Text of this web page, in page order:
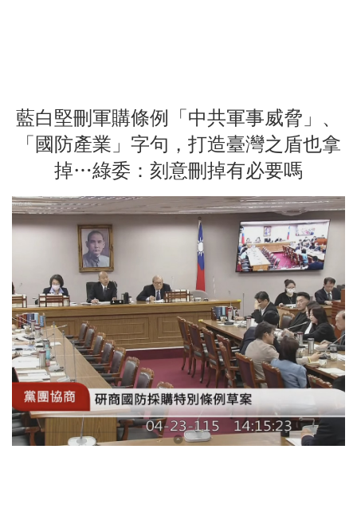
藍白堅刪軍購條例「中共軍事威脅」、
「國防產業」字句，打造臺灣之盾也拿
掉…綠委：刻意刪掉有必要嗎